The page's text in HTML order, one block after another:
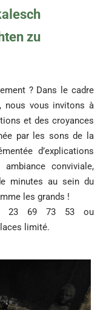
zu
? Dans le cadre
nous vous invitons à
et des croyances
par les sons de la
d’explications
conviviale,
minutes au sein du
les grands !
23 69 73 53 ou
limité.